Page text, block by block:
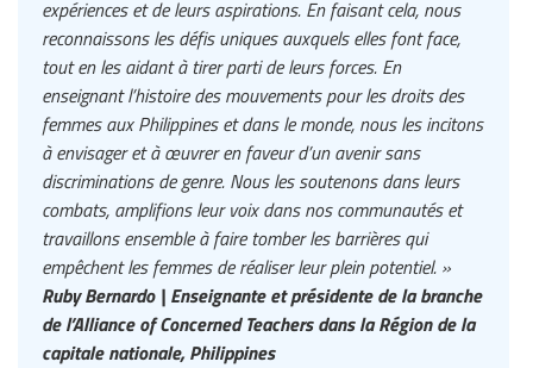
expériences et de leurs aspirations. En faisant cela, nous
reconnaissons les défis uniques auxquels elles font face,
tout en les aidant à tirer parti de leurs forces. En
enseignant l’histoire des mouvements pour les droits des
femmes aux Philippines et dans le monde, nous les incitons
à envisager et à œuvrer en faveur d’un avenir sans
discriminations de genre. Nous les soutenons dans leurs
combats, amplifions leur voix dans nos communautés et
travaillons ensemble à faire tomber les barrières qui
empêchent les femmes de réaliser leur plein potentiel. »
Ruby Bernardo | Enseignante et présidente de la branche
de l’Alliance of Concerned Teachers dans la Région de la
capitale nationale, Philippines